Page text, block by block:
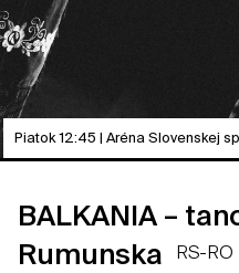
Piatok 12:45 | Aréna Slovenskej
BALKANIA –
Rumunska
RS-RO